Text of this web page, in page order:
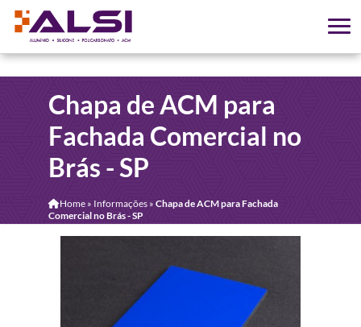
Chapa de ACM para
Fachada Comercial no
Brás - SP
Home» Informações » Chapa de ACM para Fachada
Comercial no Brás - SP